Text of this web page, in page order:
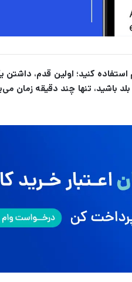
کنید؛ اولین قدم،
تنها چند دقیقه زمان